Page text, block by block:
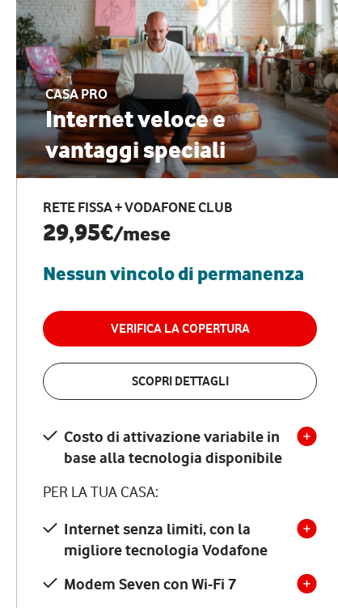
CASA PRO
Internet veloce e
vantaggi speciali
RETE FISSA + VODAFONE CLUB
29,95€/mese
Nessun vincolo di permanenza
VERIFICA LA COPERTURA
SCOPRI DETTAGLI
Costo di attivazione variabile in
base alla tecnologia disponibile
PER LA TUA CASA:
Internet senza limiti, con la
migliore tecnologia Vodafone
Modem Seven con Wi-Fi 7